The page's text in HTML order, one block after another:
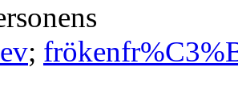
; fröken